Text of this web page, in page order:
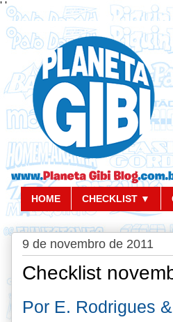
' '
HOME CHECKLIST ▼
9 de novembro de 2011
Checklist
Por E. Rodrigues